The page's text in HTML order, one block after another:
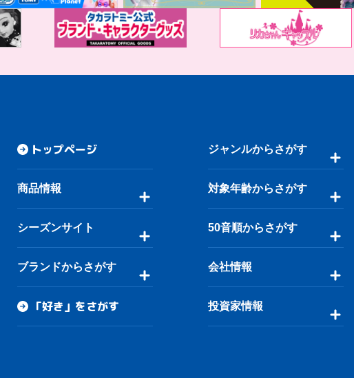
トップページ
商品情報
シーズンサイト
ブランドからさがす
「好き」をさがす
ジャンルからさがす
対象年齢からさがす
50音順からさがす
会社情報
投資家情報